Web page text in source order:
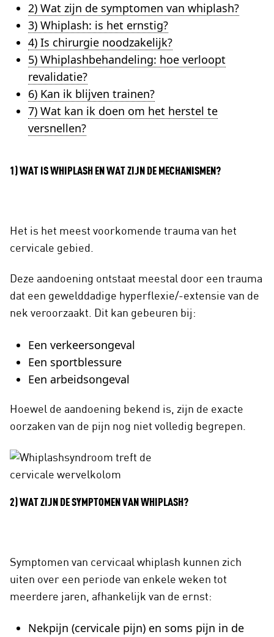
2) Wat zijn de symptomen van whiplash?
3) Whiplash: is het ernstig?
4) Is chirurgie noodzakelijk?
5) Whiplashbehandeling: hoe verloopt
revalidatie?
6) Kan ik blijven trainen?
7) Wat kan ik doen om het herstel te
versnellen?
1) WAT IS WHIPLASH EN WAT ZIJN DE MECHANISMEN?
Het is het meest voorkomende trauma van het
cervicale gebied.
Deze aandoening ontstaat meestal door een trauma
dat een gewelddadige hyperflexie/-extensie van de
nek veroorzaakt. Dit kan gebeuren bij:
Een verkeersongeval
Een sportblessure
Een arbeidsongeval
Hoewel de aandoening bekend is, zijn de exacte
oorzaken van de pijn nog niet volledig begrepen.
2) WAT ZIJN DE SYMPTOMEN VAN WHIPLASH?
Symptomen van cervicaal whiplash kunnen zich
uiten over een periode van enkele weken tot
meerdere jaren, afhankelijk van de ernst:
Nekpijn (cervicale pijn) en soms pijn in de